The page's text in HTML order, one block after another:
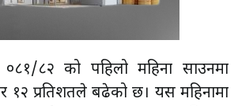
८२ को पहिलो महिना साउनमा
१२ प्रतिशतले बढेको छ। यस महिनामा